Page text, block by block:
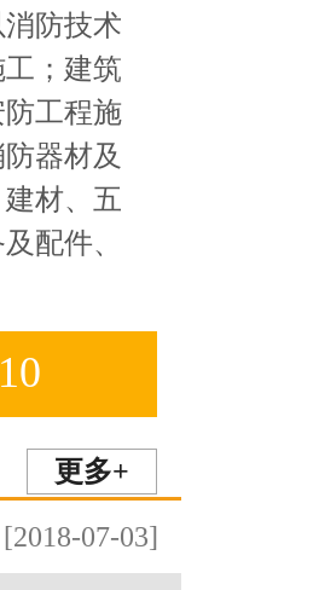
防技术
；建筑
工程施
器材及
材、五
配件、
更多+
[2018-07-03]